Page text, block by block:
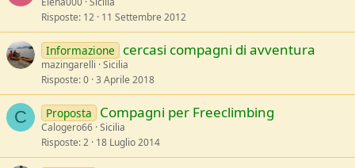
Risposte 12 11 Settembre 2012
Informazione cercasi compagni di avventura
mazingarelli Sicilia
Risposte 0 3 Aprile 2018
C Proposta Compagni per Freeclimbing
Calogero66 Sicilia
Risposte 2 18 Luglio 2014